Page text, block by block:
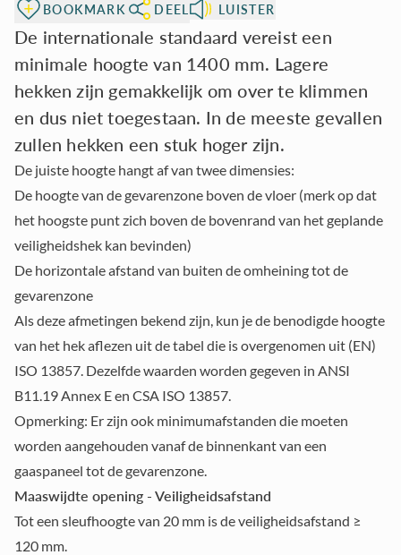
BOOKMARK DEEL LUISTER
De internationale standaard vereist een
minimale hoogte van 1400 mm. Lagere
hekken zijn gemakkelijk om over te klimmen
en dus niet toegestaan. In de meeste gevallen
zullen hekken een stuk hoger zijn.
De juiste hoogte hangt af van twee dimensies:
De hoogtevan de gevarenzone boven de vloer (merk op dat
het hoogste punt zich boven de bovenrand van het geplande
veiligheidshek kan bevinden)
De horizontale afstand van buiten de omheining tot de
gevarenzone
Als deze afmetingen bekend zijn, kun je de benodigde hoogte
van het hek aflezen uit de tabel die is overgenomen uit (EN)
ISO 13857. Dezelfde waarden worden gegeven in ANSI
B11.19 Annex E en CSA ISO 13857.
Opmerking: Er zijn ook minimumafstanden die moeten
worden aangehouden vanaf de binnenkant van een
gaaspaneel tot de gevarenzone.
Maaswijdte opening - Veiligheidsafstand
Tot een sleufhoogte van 20 mm is de veiligheidsafstand ≥
120 mm.